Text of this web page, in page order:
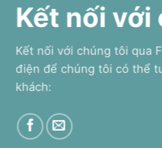
Kết nối với
Kết nối với chúng tôi qua
điện để chúng tôi có thể
khách: